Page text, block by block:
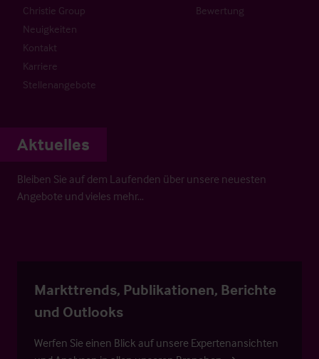
Christie Group
Neuigkeiten
Kontakt
Karriere
Stellenangebote
Bewertung
Aktuelles
Bleiben Sie auf dem Laufenden über unsere neuesten
Angebote und vieles mehr…
Markttrends, Publikationen, Berichte
und Outlooks
Werfen Sie einen Blick auf unsere Expertenansichten